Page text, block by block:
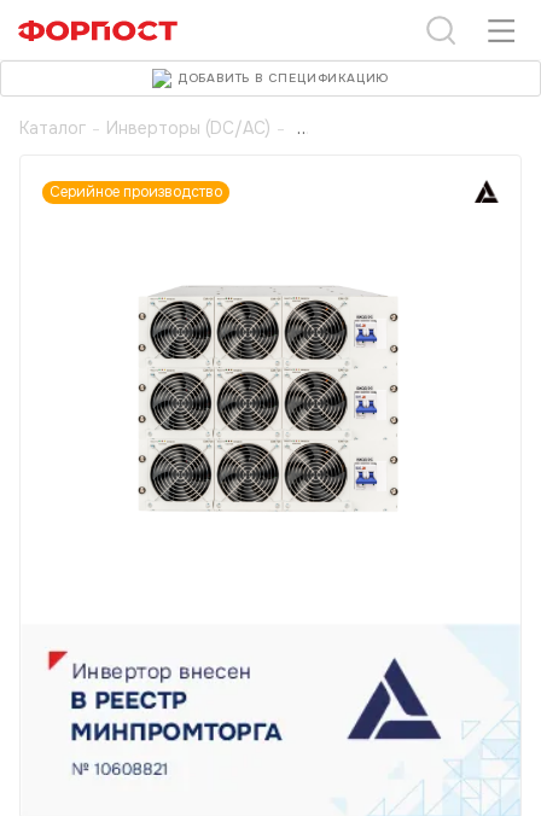
Каталог - Инверторы (DC/AC) -
Серийное производство
ДОБАВИТЬ В СПЕЦИФИКАЦИЮ